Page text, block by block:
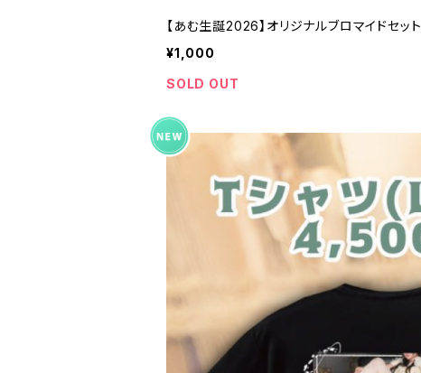
【あむ生誕2026】オリジナルブロマイドセット
¥1,000
SOLD OUT